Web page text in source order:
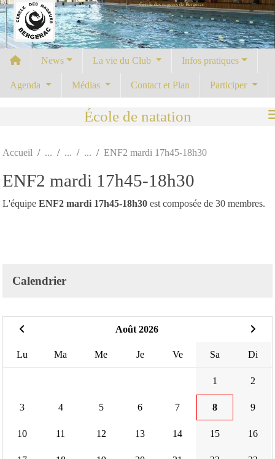
Cercle des nageurs de Bergerac
News La vie du Club Infos pratiques
Agenda Médias Contact et Plan Participer
École de natation
Accueil ENF2 mardi 17h45-18h30
ENF2 mardi 17h45-18h30
L'équipe ENF2 mardi 17h45-18h30 est composée de 30 membres.
Calendrier
Août 2026
Lu Ma Me Je Ve Sa Di
1 2
3 4 5 6 7 8 9
10 11 12 13 14 15 16
Panneau de gestion des cookies